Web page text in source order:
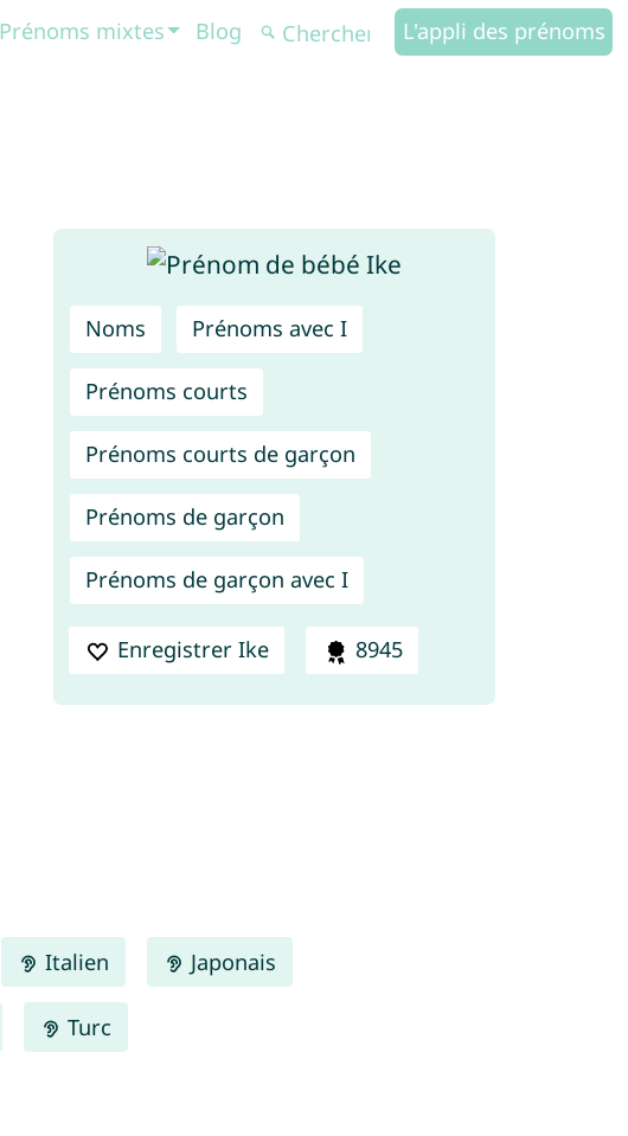
Prénoms mixtes Blog L'appli des prénoms
Noms Prénoms avec I
Prénoms courts
Prénoms courts de garçon
Prénoms de garçon
Prénoms de garçon avec I
Enregistrer Ike 8945
Italien Japonais
Turc